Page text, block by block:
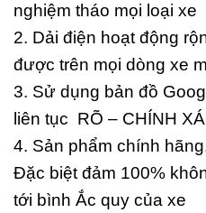
nghiệm tháo mọi loại xe
2. Dải điện hoạt động
được trên mọi dòng xe
3. Sử dụng bản đồ
liên tục RÕ – CHÍNH
4. Sản phẩm chính
Đặc biệt đảm 100%
tới bình Ắc quy của xe